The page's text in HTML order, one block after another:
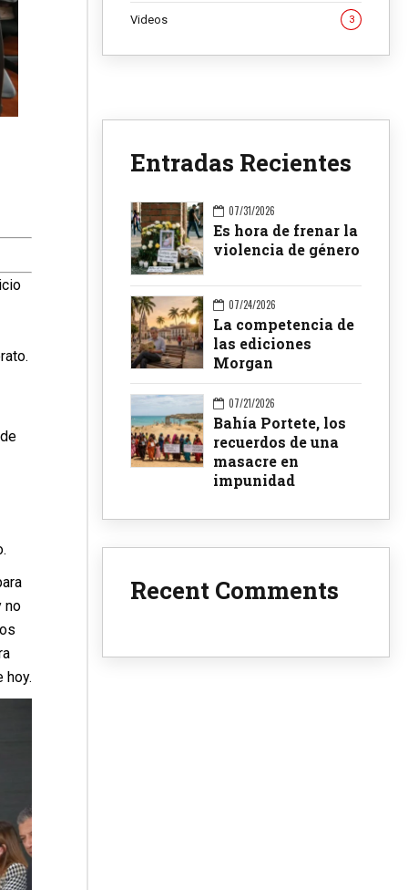
no
hoy.
Videos 3
Entradas Recientes
07/31/2026
Es hora de frenar la
violencia de género
07/24/2026
La competencia de
las ediciones
Morgan
07/21/2026
Bahía Portete, los
recuerdos de una
masacre en
impunidad
Recent Comments